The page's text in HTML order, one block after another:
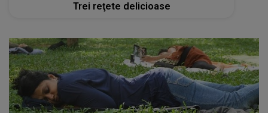
Trei reţete delicioase